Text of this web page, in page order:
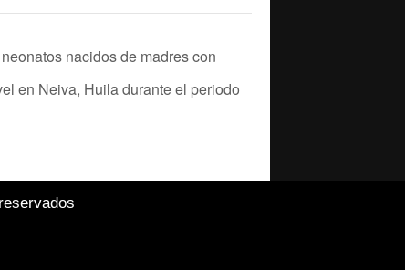
nacidos de madres con
en Neiva, Huila durante el periodo